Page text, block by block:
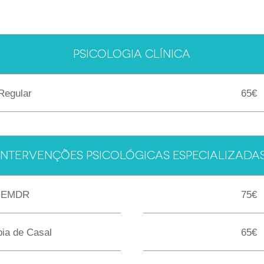
PSICOLOGIA CLÍNICA
65€
PSICOLÓGICAS
EMDR 75€
de Casal 65€